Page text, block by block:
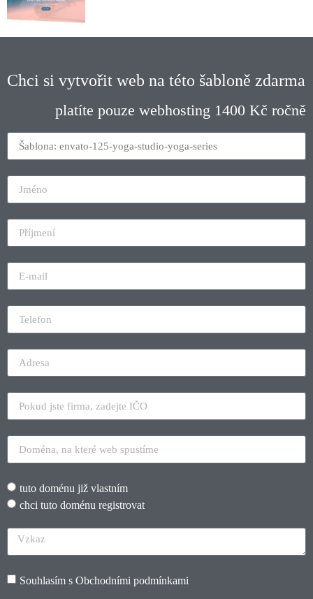
Chci si vytvořit web na této šabloně zdarma
platíte pouze webhosting 1400 Kč ročně
tuto doménu již vlastním
chci tuto doménu registrovat
Souhlasím s Obchodními podmínkami